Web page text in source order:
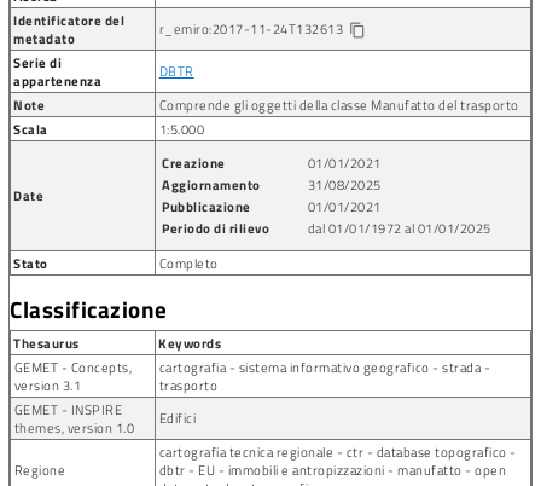
Identificatore del
metadato
r_emiro:2017-11-24T132613 content_copy
Serie di
appartenenza
DBTR
Note
Comprende gli oggetti della classe Manufatto del trasporto
Scala
1:5.000
Date
Creazione
01/01/2021
Aggiornamento
31/08/2025
Pubblicazione
01/01/2021
Periodo di rilievo
dal 01/01/1972 al 01/01/2025
Stato
Completo
Classificazione
Thesaurus
Keywords
GEMET - Concepts,
version 3.1
cartografia - sistema informativo geografico - strada -
trasporto
GEMET - INSPIRE
themes, version 1.0
Edifici
Regione
cartografia tecnica regionale - ctr - database topografico -
dbtr - EU - immobili e antropizzazioni - manufatto - open